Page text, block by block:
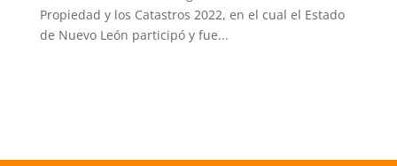
Propiedad y los Catastros 2022, en el cual el Estado
de Nuevo León participó y fue...